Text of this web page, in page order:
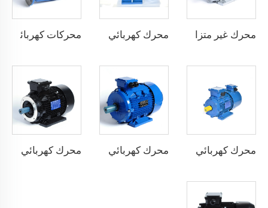
محركات كهربائية سرعة متغيرة